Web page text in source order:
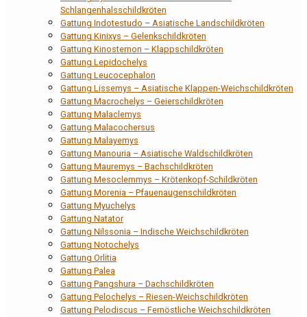
Schlangenhalsschildkröten
Gattung Indotestudo – Asiatische Landschildkröten
Gattung Kinixys – Gelenkschildkröten
Gattung Kinosternon – Klappschildkröten
Gattung Lepidochelys
Gattung Leucocephalon
Gattung Lissemys – Asiatische Klappen-Weichschildkröten
Gattung Macrochelys – Geierschildkröten
Gattung Malaclemys
Gattung Malacochersus
Gattung Malayemys
Gattung Manouria – Asiatische Waldschildkröten
Gattung Mauremys – Bachschildkröten
Gattung Mesoclemmys – Krötenkopf-Schildkröten
Gattung Morenia – Pfauenaugenschildkröten
Gattung Myuchelys
Gattung Natator
Gattung Nilssonia – Indische Weichschildkröten
Gattung Notochelys
Gattung Orlitia
Gattung Palea
Gattung Pangshura – Dachschildkröten
Gattung Pelochelys – Riesen-Weichschildkröten
Gattung Pelodiscus – Fernöstliche Weichschildkröten